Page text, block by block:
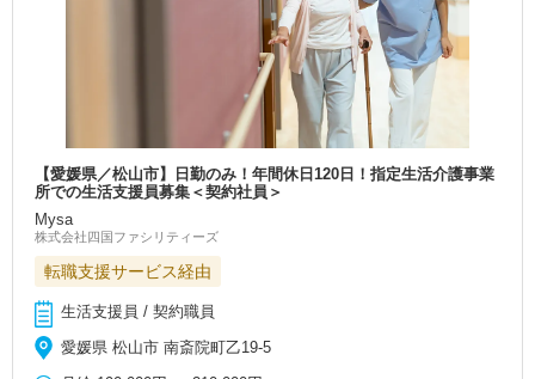
【愛媛県／松山市】日勤のみ！年間休日120日！指定生活介護事業
所での生活支援員募集＜契約社員＞
Mysa
株式会社四国ファシリティーズ
転職支援サービス経由
生活支援員 / 契約職員
愛媛県 松山市 南斎院町乙19-5